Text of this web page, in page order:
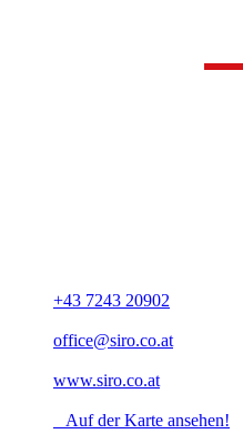
+43 7243 20902
office@siro.co.at
www.siro.co.at
Auf der Karte ansehen!